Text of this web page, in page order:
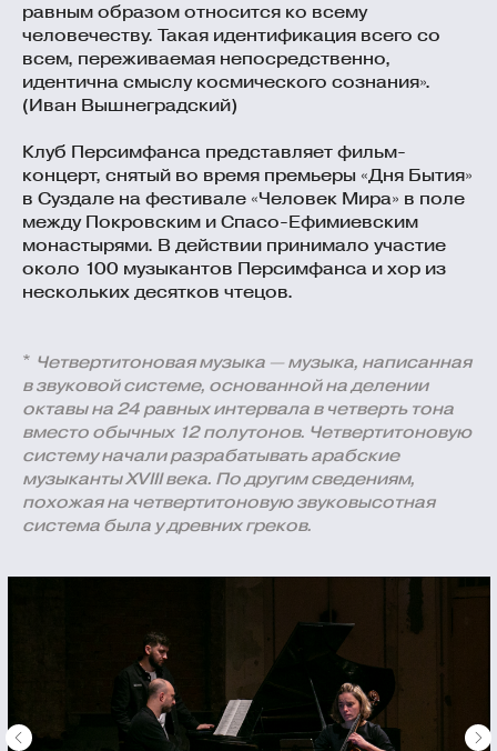
равным образом относится ко всему
человечеству. Такая идентификация всего со
всем, переживаемая непосредственно,
идентична смыслу космического сознания».
(Иван Вышнеградский)
Клуб Персимфанса представляет фильм-
концерт, снятый во время премьеры «Дня Бытия»
в Суздале на фестивале «Человек Мира» в поле
между Покровским и Спасо-Ефимиевским
монастырями. В действии принимало участие
около 100 музыкантов Персимфанса и хор из
нескольких десятков чтецов.
* Четвертитоновая музыка — музыка, написанная
в звуковой системе, основанной на делении
октавы на 24 равных интервала в четверть тона
вместо обычных 12 полутонов. Четвертитоновую
систему начали разрабатывать арабские
музыканты XVIII века. По другим сведениям,
похожая на четвертитоновую звуковысотная
система была у древних греков.